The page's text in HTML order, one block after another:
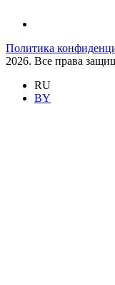
Политика
2026. Все права
RU
BY